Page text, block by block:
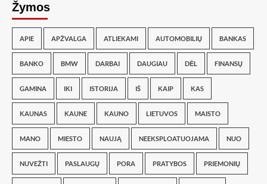
Žymos
APIE APŽVALGA ATLIEKAMI AUTOMOBILIŲ BANKAS
BANKO BMW DARBAI DAUGIAU DĖL FINANSŲ
GAMINA IKI ISTORIJA IŠ KAIP KAS
KAUNAS KAUNE KAUNO LIETUVOS MAISTO
MANO MIESTO NAUJĄ NEEKSPLOATUOJAMA NUO
NUVEŽTI PASLAUGŲ PORA PRATYBOS PRIEMONIŲ